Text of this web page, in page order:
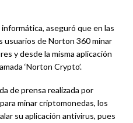
aseguró que en las
usuarios de Norton 360 minar
y desde la misma aplicación
‘Norton Crypto’.
de prensa realizada por
minar criptomonedas, los
su aplicación antivirus, pues